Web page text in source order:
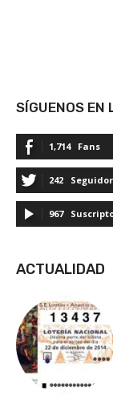
SÍGUENOS EN
1,714 Fans
242
967
ACTUALIDAD